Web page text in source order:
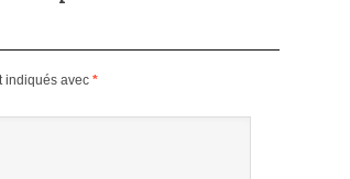
indiqués avec *